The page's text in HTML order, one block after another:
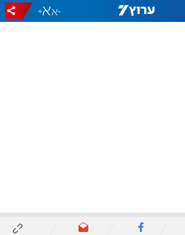
-
+